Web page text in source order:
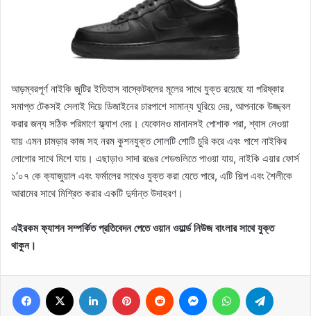
আড়ম্বরপূর্ণ নাইকি জুটির ইতিহাস বাস্কেটবলের মূলের সাথে যুক্ত রয়েছে যা পরিষ্কার
সমাপ্ত টেকসই সেলাই দিয়ে ডিজাইনের চারপাশে সামান্য ঘুরিয়ে দেয়, আপনাকে উজ্জ্বল
করার জন্য সঠিক পরিমাণে ফ্ল্যাশ দেয়। যেকোনও মানানসই পোশাক পরা, শ্বাস নেওয়া
যায় এমন চামড়ার কাজ সহ নরম কুশনযুক্ত সোলটি শোটি চুরি করে এবং পাশে নাইকির
লোগোর সাথে মিশে যায়। এছাড়াও সাদা রঙের শেডগুলিতে পাওয়া যায়, নাইকি এয়ার ফোর্স
১‘০৭ কে ক্যাজুয়াল এবং ফর্মালের সাথেও যুক্ত করা যেতে পারে, এটি শিল্প এবং শৈলীকে
আরামের সাথে মিশ্রিত করার একটি দুর্দান্ত উদাহরণ।
এইরকম ফ্যাশন সম্পর্কিত প্রতিবেদন পেতে ওয়ান ওয়ার্ল্ড নিউজ বাংলার সাথে যুক্ত
থাকুন।